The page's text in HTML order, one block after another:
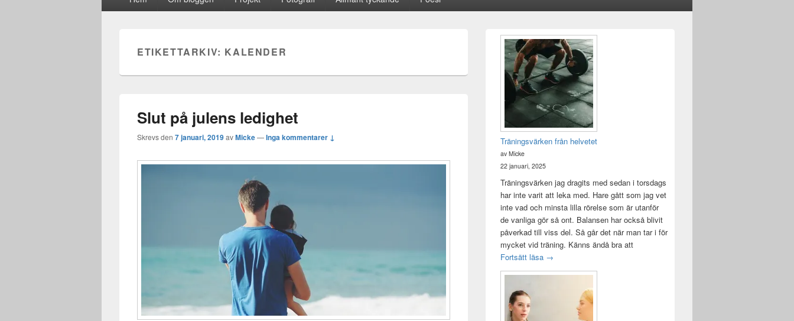
ETIKETTARKIV: KALENDER
Slut på julens ledighet
Skrevs den 7 januari, 2019avMicke—Inga kommentarer ↓
Primära
sidofältet
Widget
område
Träningsvärken från helvetet
av Micke
22 januari, 2025
Träningsvärken jag dragits med sedan i torsdags
har inte varit att leka med. Hare gått som jag vet
inte vad och minsta lilla rörelse som är utanför
de vanliga gör så ont. Balansen har också blivit
påverkad till viss del. Så går det när man tar i för
mycket vid träning. Känns ändå bra att
Fortsätt läsa Träningsvärken från helvetet
→